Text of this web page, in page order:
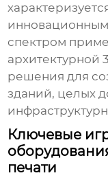
спектром
архитектурной
решения для
зданий, целых
Ключевые
печати